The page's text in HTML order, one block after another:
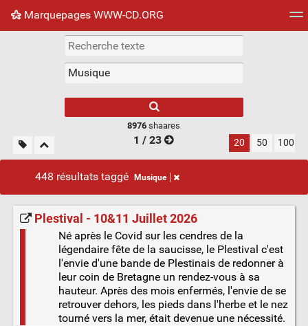
Marquepages WWW-CD.ORG
Nuage de tags Mur d'images
8976 shaares
1 / 23 20 50 100
448 résultats taggé Musique
Plestival - 10&11 Juillet 2026
Né après le Covid sur les cendres de la
légendaire fête de la saucisse, le Plestival c'est
l'envie d'une bande de Plestinais de redonner à
leur coin de Bretagne un rendez-vous à sa
hauteur. Après des mois enfermés, l'envie de se
retrouver dehors, les pieds dans l'herbe et le nez
tourné vers la mer, était devenue une nécessité.